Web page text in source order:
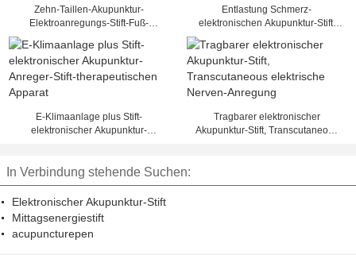
Zehn-Taillen-Akupunktur-
Elektroanregungs-Stift-Fuß-
Entlastung Schmerz-
elektronischen Akupunktur-Stift,
E-Klimaanlage plus Stift-
elektronischer Akupunktur-
Tragbarer elektronischer
Akupunktur-Stift, Transcutaneous
In Verbindung stehende Suchen:
Elektronischer Akupunktur-Stift
Mittagsenergiestift
acupuncturepen